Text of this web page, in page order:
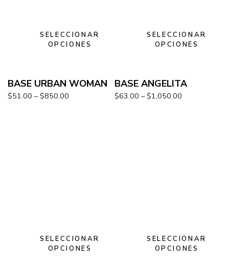
SELECCIONAR
OPCIONES
BASE URBAN WOMAN
$51.00 – $850.00
SELECCIONAR
OPCIONES
BASE ANGELITA
$63.00 – $1,050.00
SELECCIONAR
OPCIONES
SELECCIONAR
OPCIONES